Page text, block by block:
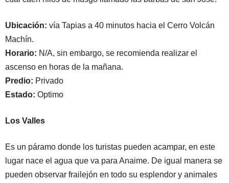
Ubicación: vía Tapias a 40 minutos hacia el Cerro Volcán
Machín.
Horario: N/A, sin embargo, se recomienda realizar el
ascenso en horas de la mañana.
Predio: Privado
Estado: Optimo
Los Valles
Es un páramo donde los turistas pueden acampar, en este
lugar nace el agua que va para Anaime. De igual manera se
pueden observar frailejón en todo su esplendor y animales